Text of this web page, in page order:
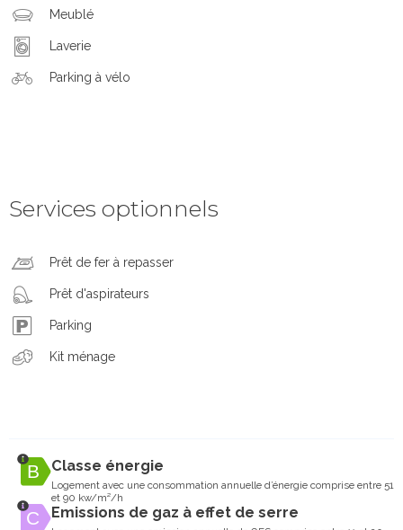
Meublé
Laverie
Parking à vélo
Services optionnels
Prêt de fer à repasser
Prêt d'aspirateurs
Parking
Kit ménage
Classe énergie
Logement avec une consommation annuelle d’énergie comprise entre 51
et 90 kw/m²/h
Emissions de gaz à effet de serre